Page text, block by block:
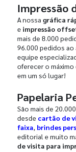
Impressão
A nossa gráfica
e impressão
mais de 8.000
96.000 pedidos ao
equipe
oferecer o
em um só lugar!
Papelaria
São mais de 20.000
desde cartão de
faixa, brindes
editorial e muito
de visita para